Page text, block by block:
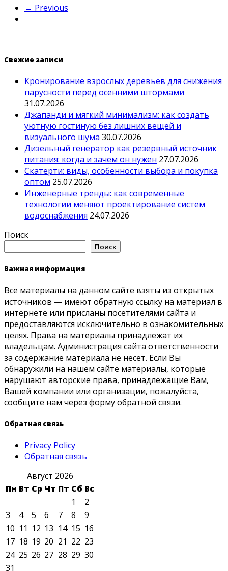
← Previous
Свежие записи
Кронирование взрослых деревьев для снижения
парусности перед осенними штормами
31.07.2026
Джапанди и мягкий минимализм: как создать
уютную гостиную без лишних вещей и
визуального шума 30.07.2026
Дизельный генератор как резервный источник
питания: когда и зачем он нужен 27.07.2026
Скатерти: виды, особенности выбора и покупка
оптом 25.07.2026
Инженерные тренды: как современные
технологии меняют проектирование систем
водоснабжения 24.07.2026
Поиск
Поиск
Важная информация
Все материалы на данном сайте взяты из открытых
источников — имеют обратную ссылку на материал в
интернете или присланы посетителями сайта и
предоставляются исключительно в ознакомительных
целях. Права на материалы принадлежат их
владельцам. Администрация сайта ответственности
за содержание материала не несет. Если Вы
обнаружили на нашем сайте материалы, которые
нарушают авторские права, принадлежащие Вам,
Вашей компании или организации, пожалуйста,
сообщите нам через форму обратной связи.
Обратная связь
Privacy Policy
Обратная связь
Август 2026
Пн Вт Ср Чт Пт Сб Вс
1
2
3
4 5 6 7 8
9
10 11 12 13 14 15 16
17 18 19 20 21 22 23
24 25 26 27 28 29 30
31